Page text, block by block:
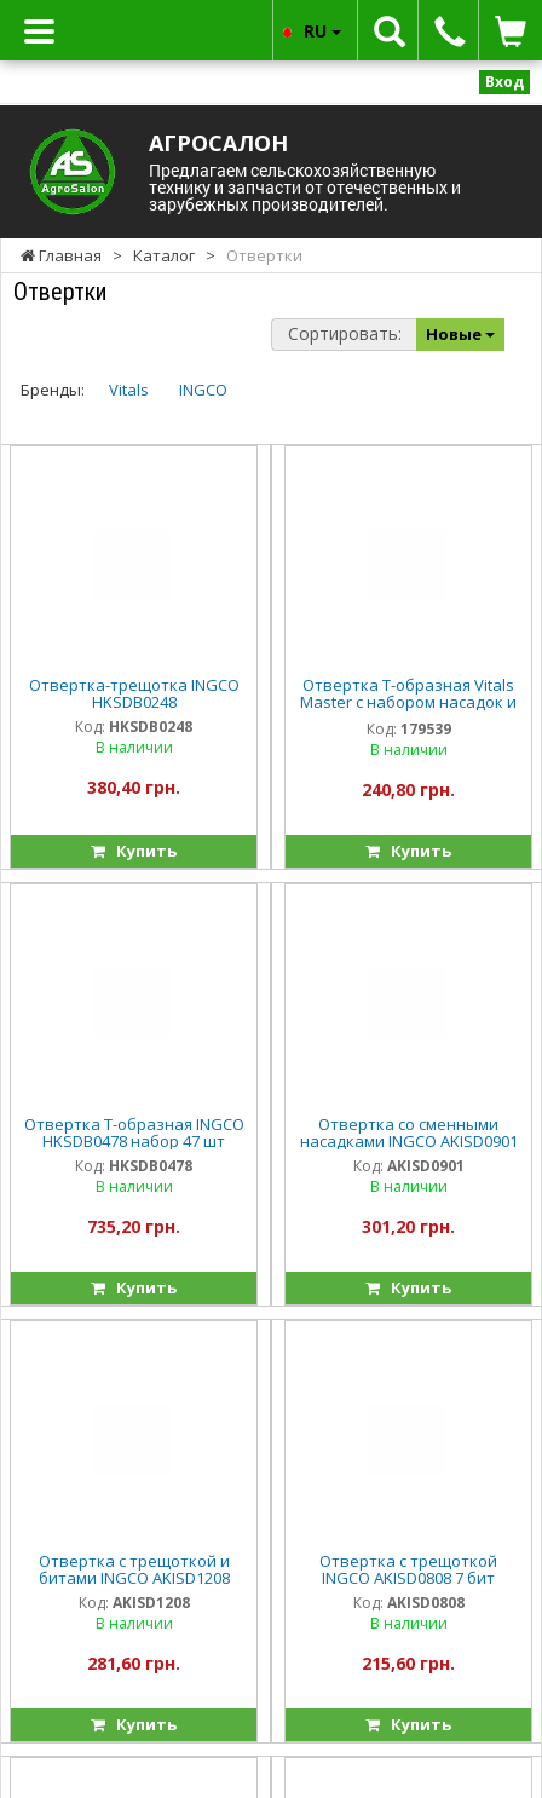
Вход
АГРОСАЛОН
Предлагаем сельскохозяйственную
технику и запчасти от отечественных и
зарубежных производителей.
RU
Главная > Каталог > Отвертки
Отвертки
Сортировать: Новые
Бренды: Vitals INGCO
Отвертка-трещотка INGCO
HKSDB0248
Код: HKSDB0248
В наличии
380,40 грн.
Купить
Отвертка Т-образная Vitals
Master с набором насадок и
головок, 24 шт
Код: 179539
В наличии
240,80 грн.
Купить
Отвертка Т-образная INGCO
HKSDB0478 набор 47 шт
Код: HKSDB0478
В наличии
735,20 грн.
Купить
Отвертка со сменными
насадками INGCO AKISD0901
Код: AKISD0901
В наличии
301,20 грн.
Купить
Отвертка с трещоткой и
битами INGCO AKISD1208
Код: AKISD1208
В наличии
281,60 грн.
Купить
Отвертка с трещоткой
INGCO AKISD0808 7 бит
Код: AKISD0808
В наличии
215,60 грн.
Купить